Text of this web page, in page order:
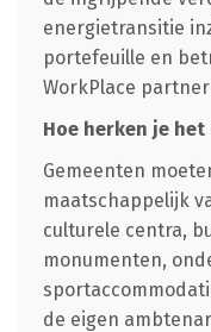
energietransitie
portefeuille en
WorkPlace
Hoe herken je
Gemeenten
maatschappelijk
culturele centra,
monumenten,
de eigen